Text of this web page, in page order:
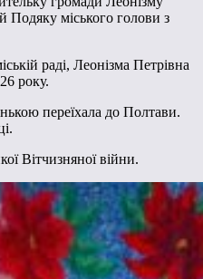
Подяку міського голови з
раді, Леонізма Петрівна
року.
переїхала до Полтави.
Вітчизняної війни.